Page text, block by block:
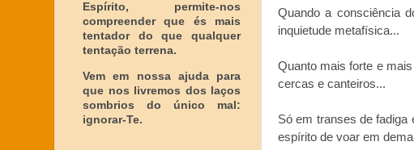
Quando a consciência
inquietude metafísica...
Quanto mais forte e mais
cercas e canteiros...
Só em transes de fadiga
espírito de voar em
Espírito, permite-nos
compreender que és mais
tentador do que qualquer
tentação terrena.
Vem em nossa ajuda para
que nos livremos dos laços
sombrios do único mal:
ignorar-Te.